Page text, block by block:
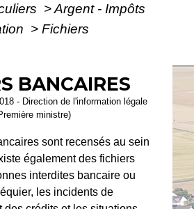
>Argent - Impôts
> Fichiers
BANCAIRES
- Direction de l'information légale
ministre)
sont recensés au sein
également des fichiers
interdites bancaire ou
les incidents de